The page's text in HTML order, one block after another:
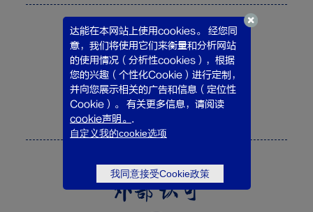
达能中国
外部认可
达能在本网站上使用cookies。 经您同
意，我们将使用它们来衡量和分析网站
的使用情况（分析性cookies），根据
您的兴趣（个性化Cookie）进行定制，
并向您展示相关的广告和信息（定位性
Cookie）。 有关更多信息，请阅读
cookie声明。 .
自定义我的cookie选项
我同意接受Cookie政策